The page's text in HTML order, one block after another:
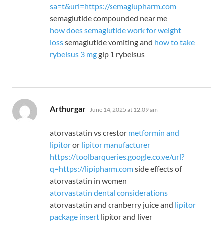
sa=t&url=https://semaglupharm.com
semaglutide compounded near me
how does semaglutide work for weight
losssemaglutide vomiting and how to take
rybelsus 3 mgglp 1 rybelsus
Arthurgar says:
June 14, 2025 at 12:09 am
atorvastatin vs crestor metformin and
lipitoror lipitor manufacturer
https://toolbarqueries.google.co.ve/url?
q=https://lipipharm.comside effects of
atorvastatin in women
atorvastatin dental considerations
atorvastatin and cranberry juice and lipitor
package insert lipitor and liver